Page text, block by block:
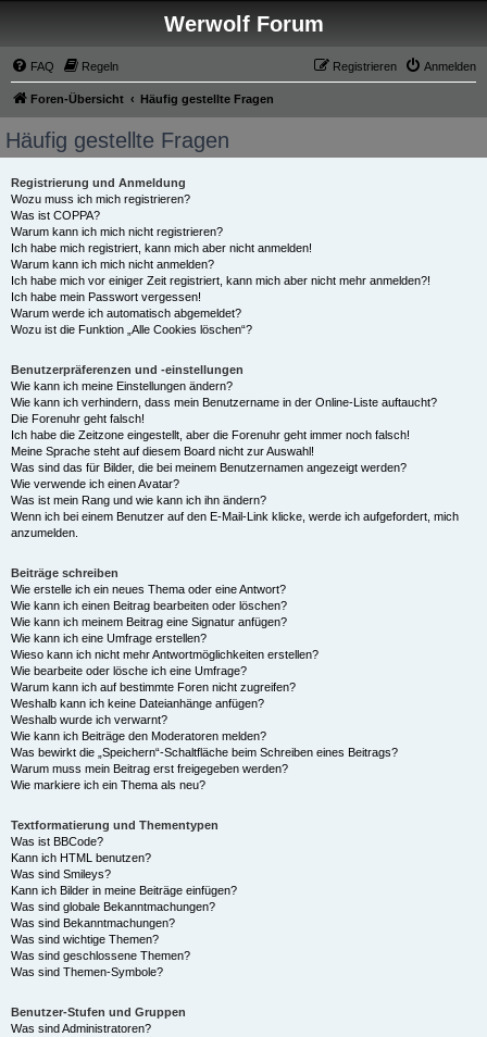
Werwolf Forum
FAQ Regeln Anmelden
Registrieren
Foren-Übersicht Häufig gestellte Fragen
Häufig gestellte Fragen
Registrierung und Anmeldung
Wozu muss ich mich registrieren?
Was ist COPPA?
Warum kann ich mich nicht registrieren?
Ich habe mich registriert, kann mich aber nicht anmelden!
Warum kann ich mich nicht anmelden?
Ich habe mich vor einiger Zeit registriert, kann mich aber nicht mehr anmelden?!
Ich habe mein Passwort vergessen!
Warum werde ich automatisch abgemeldet?
Wozu ist die Funktion „Alle Cookies löschen“?
Benutzerpräferenzen und -einstellungen
Wie kann ich meine Einstellungen ändern?
Wie kann ich verhindern, dass mein Benutzername in der Online-Liste auftaucht?
Die Forenuhr geht falsch!
Ich habe die Zeitzone eingestellt, aber die Forenuhr geht immer noch falsch!
Meine Sprache steht auf diesem Board nicht zur Auswahl!
Was sind das für Bilder, die bei meinem Benutzernamen angezeigt werden?
Wie verwende ich einen Avatar?
Was ist mein Rang und wie kann ich ihn ändern?
Wenn ich bei einem Benutzer auf den E-Mail-Link klicke, werde ich aufgefordert, mich
anzumelden.
Beiträge schreiben
Wie erstelle ich ein neues Thema oder eine Antwort?
Wie kann ich einen Beitrag bearbeiten oder löschen?
Wie kann ich meinem Beitrag eine Signatur anfügen?
Wie kann ich eine Umfrage erstellen?
Wieso kann ich nicht mehr Antwortmöglichkeiten erstellen?
Wie bearbeite oder lösche ich eine Umfrage?
Warum kann ich auf bestimmte Foren nicht zugreifen?
Weshalb kann ich keine Dateianhänge anfügen?
Weshalb wurde ich verwarnt?
Wie kann ich Beiträge den Moderatoren melden?
Was bewirkt die „Speichern“-Schaltfläche beim Schreiben eines Beitrags?
Warum muss mein Beitrag erst freigegeben werden?
Wie markiere ich ein Thema als neu?
Textformatierung und Thementypen
Was ist BBCode?
Kann ich HTML benutzen?
Was sind Smileys?
Kann ich Bilder in meine Beiträge einfügen?
Was sind globale Bekanntmachungen?
Was sind Bekanntmachungen?
Was sind wichtige Themen?
Was sind geschlossene Themen?
Was sind Themen-Symbole?
Benutzer-Stufen und Gruppen
Was sind Administratoren?